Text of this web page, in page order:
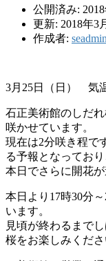
公開済み:
更新: 2018年3
作成者: seadmin
3月25日（日） 気
石正美術館のしだ
咲かせています。
現在は2分咲き程で
る予報となっており
本日でさらに開花が
本日より17時30分
います。
見頃が終わるまで
桜をお楽しみくださ